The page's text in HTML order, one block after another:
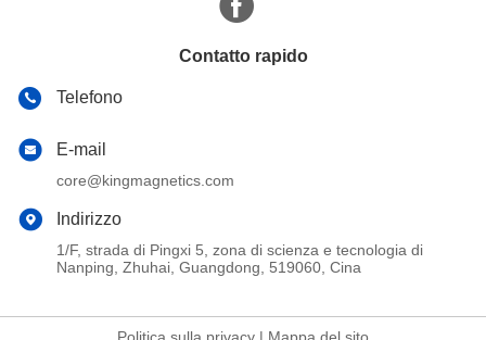
Contatto rapido
Telefono
E-mail
core@kingmagnetics.com
Indirizzo
1/F, strada di Pingxi 5, zona di scienza e tecnologia di
Nanping, Zhuhai, Guangdong, 519060, Cina